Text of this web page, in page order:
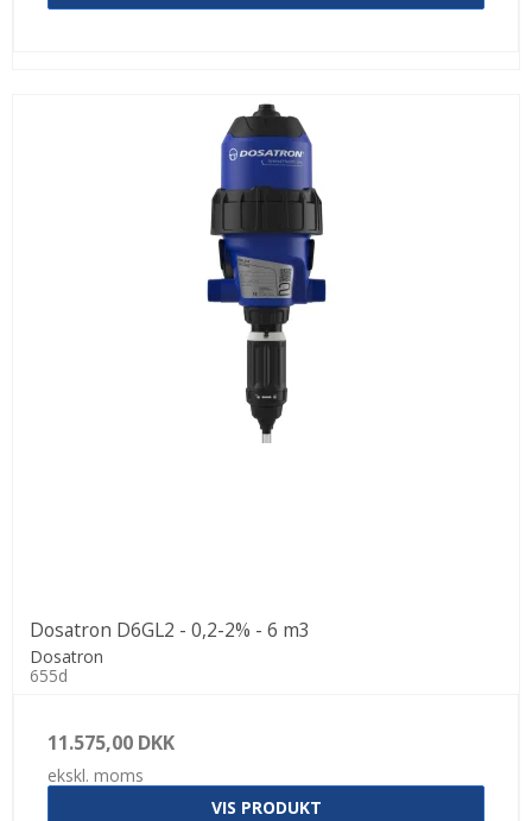
Dosatron D6GL2 - 0,2-2% - 6 m3
Dosatron
655d
11.575,00 DKK
ekskl. moms
VIS PRODUKT